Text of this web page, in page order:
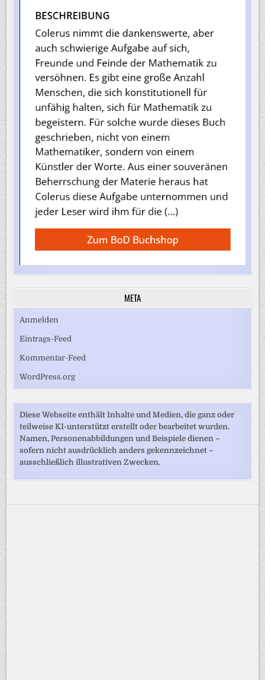
META
Anmelden
Eintrags-Feed
Kommentar-Feed
WordPress.org
Diese Webseite enthält Inhalte und Medien, die ganz oder
teilweise KI-unterstützt erstellt oder bearbeitet wurden.
Namen, Personenabbildungen und Beispiele dienen –
sofern nicht ausdrücklich anders gekennzeichnet –
ausschließlich illustrativen Zwecken.